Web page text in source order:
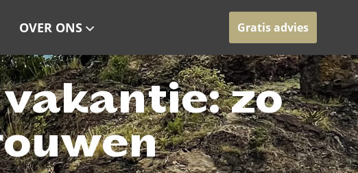
OVER ONS Gratis advies
zo